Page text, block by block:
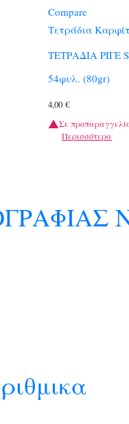
Compare
Τετράδια
ΤΕΤΡΑΔΙΑ ΡΙΓΕ
54φυλ. (80gr)
4,00€
Σε
Περισσότερα